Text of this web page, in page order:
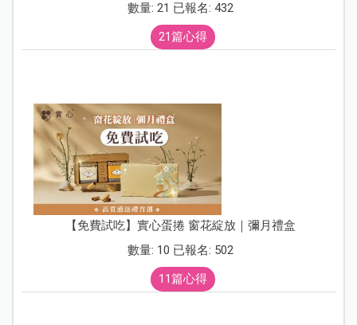
數量: 21 已報名: 432
21篇心得
【免費試吃】實心蛋捲 窗花綻放｜彌月禮盒
數量: 10 已報名: 502
11篇心得